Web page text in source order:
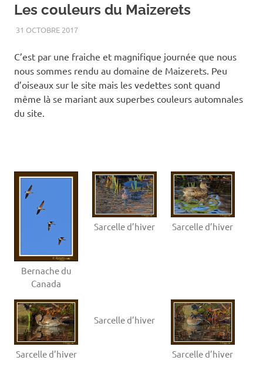
Les couleurs du Maizerets
31 OCTOBRE 2017RENATO
AUTOMNE
C’est par une fraiche et magnifique journée que nous
nous sommes rendu au domaine de Maizerets. Peu
d’oiseaux sur le site mais les vedettes sont quand
même là se mariant aux superbes couleurs automnales
du site.
Bernache du
Canada
Sarcelle d’hiver Sarcelle d’hiver
Sarcelle d’hiver
Sarcelle d’hiver
Sarcelle d’hiver